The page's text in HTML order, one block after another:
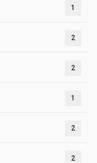
1
2
2
1
2
2